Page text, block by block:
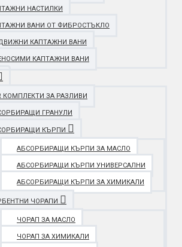
НАСТИЛКИ
ВАНИ ОТ ФИБРОСТЪКЛО
КАПТАЖНИ ВАНИ
КАПТАЖНИ ВАНИ
КОМПЛЕКТИ ЗА РАЗЛИВИ
ГРАНУЛИ
КЪРПИ
АБСОРБИРАЩИ КЪРПИ ЗА МАСЛО
АБСОРБИРАЩИ КЪРПИ УНИВЕРСАЛНИ
АБСОРБИРАЩИ КЪРПИ ЗА ХИМИКАЛИ
ЧОРАПИ
ЧОРАП ЗА МАСЛО
ЧОРАП ЗА ХИМИКАЛИ